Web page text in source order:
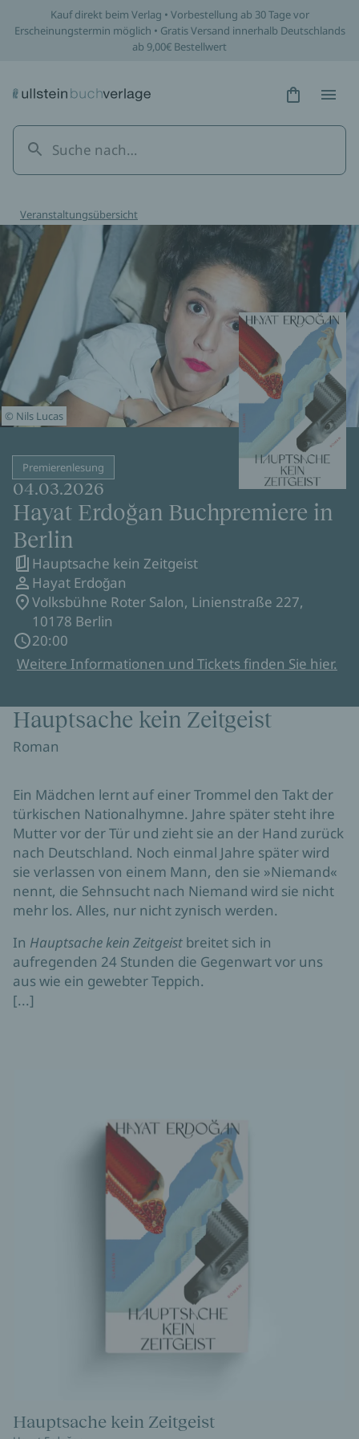
Kauf direkt beim Verlag • Vorbestellung ab 30 Tage vor
Erscheinungstermin möglich • Gratis Versand innerhalb Deutschlands
ab 9,00€ Bestellwert
Hidden
Veranstaltungsübersicht
© Nils Lucas
Premierenlesung
04.03.2026
Hayat Erdoğan Buchpremiere in
Berlin
Hauptsache kein Zeitgeist
Hayat Erdoğan
Volksbühne Roter Salon, Linienstraße 227,
10178 Berlin
20:00
Weitere Informationen und Tickets finden Sie hier.
Hauptsache kein Zeitgeist
Roman
Ein Mädchen lernt auf einer Trommel den Takt der
türkischen Nationalhymne. Jahre später steht ihre
Mutter vor der Tür und zieht sie an der Hand zurück
nach Deutschland. Noch einmal Jahre später wird
sie verlassen von einem Mann, den sie »Niemand«
nennt, die Sehnsucht nach Niemand wird sie nicht
mehr los. Alles, nur nicht zynisch werden.
In Hauptsache kein Zeitgeist breitet sich in
aufregenden 24 Stunden die Gegenwart vor uns
aus wie ein gewebter Teppich.
[...]
Hauptsache kein Zeitgeist